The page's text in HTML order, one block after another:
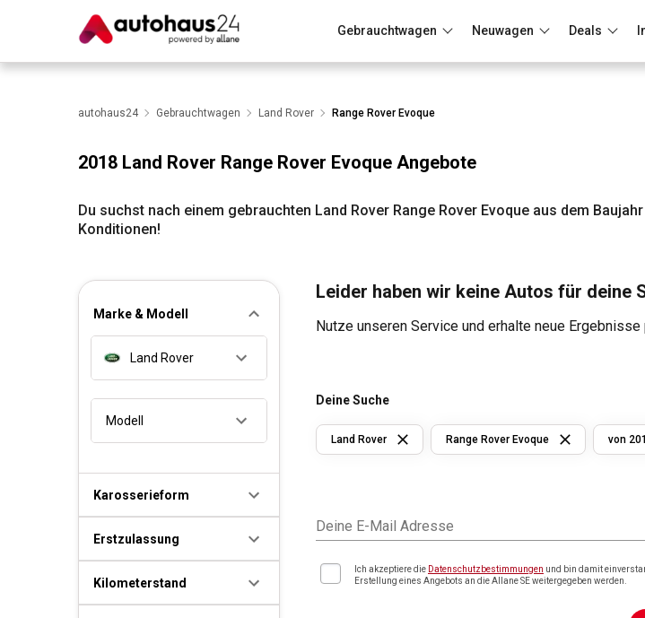
Gebrauchtwagen Neuwagen Deals
Wir bewerten dein AutoRund um die Inzahlungnahme
autohaus24 Gebrauchtwagen Land Rover Range Rover Evoque
2018 Land Rover Range Rover Evoque Angebote
Du suchst nach einem gebrauchten Land Rover Range Rover Evoque aus dem
Konditionen!
Marke & Modell
Land Rover
Modell
Karosserieform
Erstzulassung
Kilometerstand
Leider haben wir keine Autos für deine
Nutze unseren Service und erhalte neue
Deine Suche
Land Rover Range Rover Evoque von
Deine E-Mail Adresse
Ich akzeptiere die Datenschutzbestimmungen und bin damit
Erstellung eines Angebots an die Allane SE weitergegeben werden.